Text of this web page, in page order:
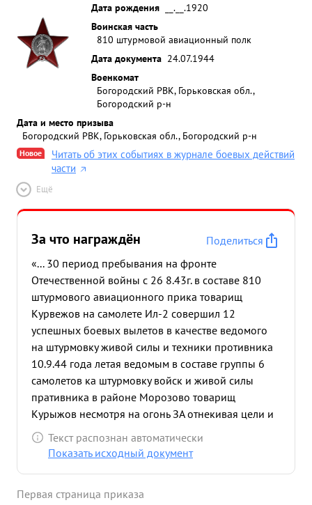
Дата рождения
__.__.1920
Воинская часть
810 штурмовой авиационный полк
Дата документа 24.07.1944
Военкомат
Богородский РВК, Горьковская обл.,
Богородский р-н
Дата и место призыва
Богородский РВК, Горьковская обл., Богородский р-н
Новое
Читать об этих событиях в журнале боевых действий
части
Ещё
За что награждён
Поделиться
«... 30 период пребывания на фронте
Отечественной войны с 26 8.43г. в составе 810
штурмового авиационного прика товарищ
Курвежов на самолете Ил-2 совершил 12
успешных боевых вылетов в качестве ведомого
на штурмовку живой силы и техники противника
10.9.44 года летая ведомым в составе группы 6
самолетов ка штурмовку войск и живой силы
пративника в районе Морозово товарищ
Курыжов несмотря на огонь ЗА отнекивая цели и
штурмовал их В момент атаки товарищ Курынов
заметил что зенитный пулемет открыл огонь то
товарищ Курыжов уничтожил 1 автомашину,
Текст распознан автоматически
Показать исходный документ
Первая страница приказа